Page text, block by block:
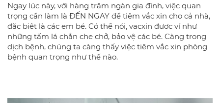
Ngay lúc này, với hàng trăm ngàn gia đình, việc quan
trọng cần làm là ĐẾN NGAY để tiêm vắc xin cho cả nhà,
đặc biệt là các em bé. Có thể nói, vacxin được ví như
những tấm lá chắn che chở, bảo vệ các bé. Càng trong
dịch bệnh, chúng ta càng thấy việc tiêm vắc xin phòng
bệnh quan trọng như thế nào.